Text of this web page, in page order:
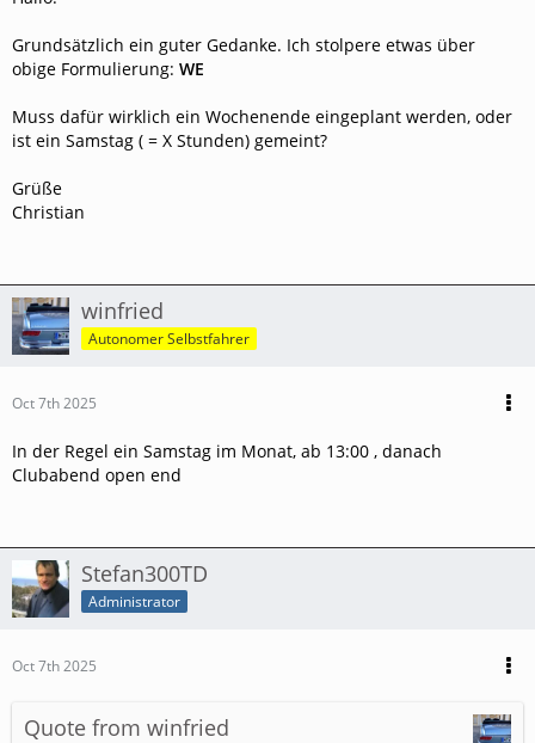
Grundsätzlich ein guter Gedanke. Ich stolpere etwas über
obige Formulierung: WE
Muss dafür wirklich ein Wochenende eingeplant werden, oder
ist ein Samstag ( = X Stunden) gemeint?
Grüße
Christian
winfried
Autonomer Selbstfahrer
Oct 7th 2025
In der Regel ein Samstag im Monat, ab 13:00 , danach
Clubabend open end
Stefan300TD
Administrator
Oct 7th 2025
Quote from winfried